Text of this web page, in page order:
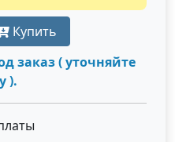
Купить
заказ ( уточняйте
).